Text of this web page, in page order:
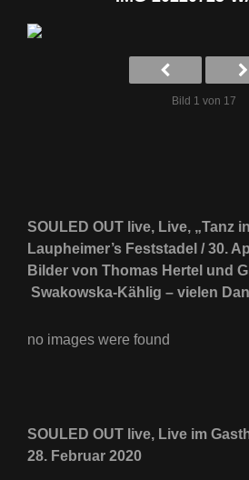
Bild 1 von 17
SOULED OUT live, Live, „Tanz
Laupheimer’s Feststadel / 30.
Bilder von Thomas Hertel und
Swakowska-Kählig – vielen
no images were found
SOULED OUT live, Live im
28. Februar 2020